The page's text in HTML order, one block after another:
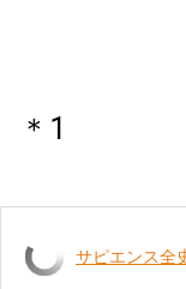
＊1
サピエンス全